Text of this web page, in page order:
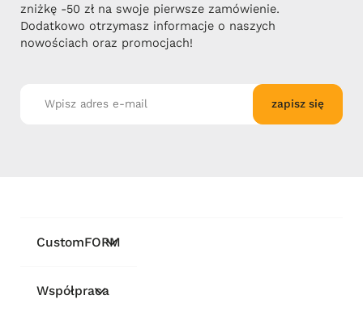
zniżkę -50 zł na swoje pierwsze zamówienie.
Dodatkowo otrzymasz informacje o naszych
nowościach oraz promocjach!
zapisz się
CustomFORM
Współpraca